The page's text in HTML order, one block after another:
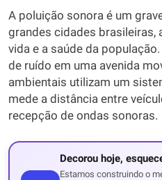
A poluição sonora é um
grandes cidades brasileiras,
vida e a saúde da
de ruído em uma avenida
ambientais utilizam um
mede a distância entre
recepção de ondas sonoras.
Decorou hoje,
Estamos construindo o